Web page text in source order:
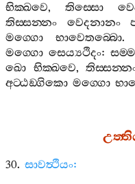
භික‍්ඛවෙ, තිස‍්සො
තිස‍්සන‍්නං
වෙදනානං
මග‍්ගො
භාවෙතබ‍්බො.
මග‍්ගො සෙය්‍යථිදං:
ඛො භික‍්ඛවෙ,
අට‍්ඨඞ‍්ගිකො මග‍්ගො
30. සාවත්‍ථියං: